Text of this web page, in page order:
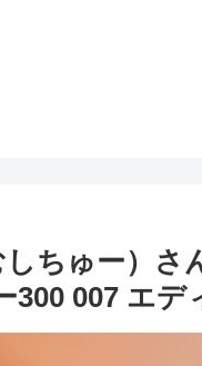
ちゅー）さ
300 007 エデ